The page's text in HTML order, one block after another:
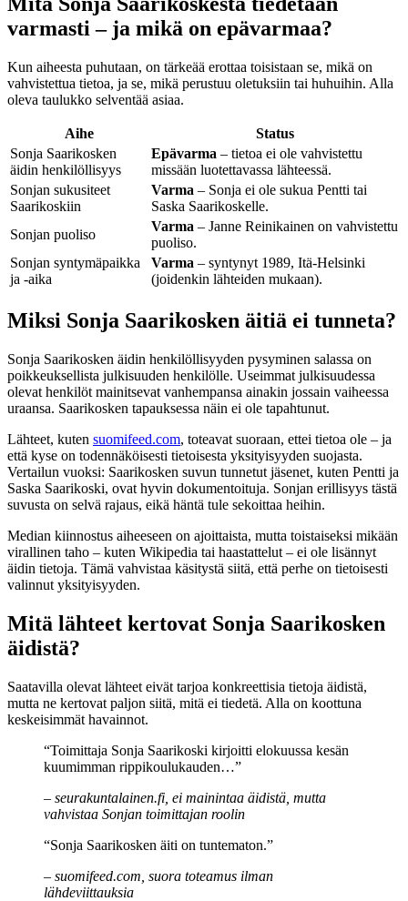
varmasti – ja mikä on epävarmaa?
Kun aiheesta puhutaan, on tärkeää erottaa toisistaan se, mikä on
vahvistettua tietoa, ja se, mikä perustuu oletuksiin tai huhuihin. Alla
oleva taulukko selventää asiaa.
Aihe
Status
Sonja Saarikosken
äidin henkilöllisyys
Epävarma – tietoa ei ole vahvistettu
missään luotettavassa lähteessä.
Sonjan sukusiteet
Saarikoskiin
Varma – Sonja ei ole sukua Pentti tai
Saska Saarikoskelle.
Sonjan puoliso
Varma – Janne Reinikainen on vahvistettu
puoliso.
Sonjan syntymäpaikka
ja -aika
Varma – syntynyt 1989, Itä-Helsinki
(joidenkin lähteiden mukaan).
Miksi Sonja Saarikosken äitiä ei tunneta?
Sonja Saarikosken äidin henkilöllisyyden pysyminen salassa on
poikkeuksellista julkisuuden henkilölle. Useimmat julkisuudessa
olevat henkilöt mainitsevat vanhempansa ainakin jossain vaiheessa
uraansa. Saarikosken tapauksessa näin ei ole tapahtunut.
Lähteet, kuten suomifeed.com, toteavat suoraan, ettei tietoa ole – ja
että kyse on todennäköisesti tietoisesta yksityisyyden suojasta.
Vertailun vuoksi: Saarikosken suvun tunnetut jäsenet, kuten Pentti ja
Saska Saarikoski, ovat hyvin dokumentoituja. Sonjan erillisyys tästä
suvusta on selvä rajaus, eikä häntä tule sekoittaa heihin.
Median kiinnostus aiheeseen on ajoittaista, mutta toistaiseksi mikään
virallinen taho – kuten Wikipedia tai haastattelut – ei ole lisännyt
äidin tietoja. Tämä vahvistaa käsitystä siitä, että perhe on tietoisesti
valinnut yksityisyyden.
Mitä lähteet kertovat Sonja Saarikosken
äidistä?
Saatavilla olevat lähteet eivät tarjoa konkreettisia tietoja äidistä,
mutta ne kertovat paljon siitä, mitä ei tiedetä. Alla on koottuna
keskeisimmät havainnot.
“Toimittaja Sonja Saarikoski kirjoitti elokuussa kesän
kuumimman rippikoulukauden…”
– seurakuntalainen.fi, ei mainintaa äidistä, mutta
vahvistaa Sonjan toimittajan roolin
“Sonja Saarikosken äiti on tuntematon.”
– suomifeed.com, suora toteamus ilman
lähdeviittauksia